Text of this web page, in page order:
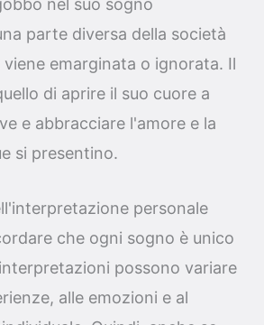
parte diversa della società
emarginata o ignorata. Il
di aprire il suo cuore a
e abbracciare l'amore e la
si presentino.
personale
che ogni sogno è unico
possono variare
alle emozioni e al